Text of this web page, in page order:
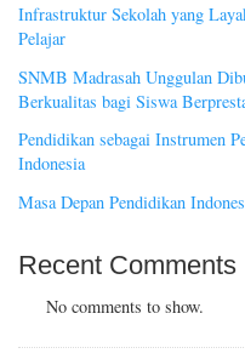
Infrastruktur Sekolah yang
Pelajar
SNMB Madrasah Unggulan
Berkualitas bagi Siswa
Pendidikan sebagai Instrumen
Indonesia
Masa Depan Pendidikan
Recent Comments
No comments to show.